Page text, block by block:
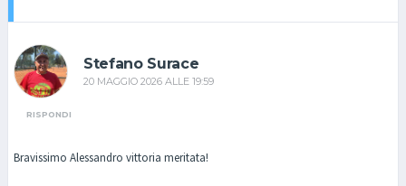
Stefano Surace
20 MAGGIO 2026 ALLE 19:59
RISPONDI
Bravissimo Alessandro vittoria meritata!